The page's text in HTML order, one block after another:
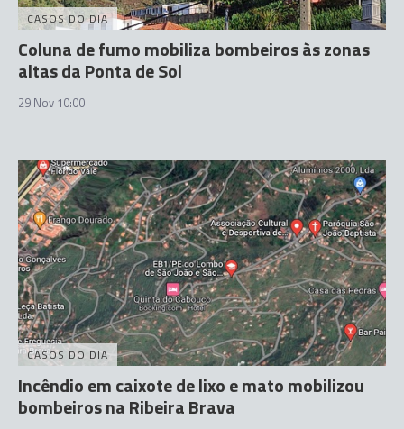
CASOS DO DIA
Coluna de fumo mobiliza bombeiros às zonas
altas da Ponta de Sol
29 Nov 10:00
CASOS DO DIA
Incêndio em caixote de lixo e mato mobilizou
bombeiros na Ribeira Brava